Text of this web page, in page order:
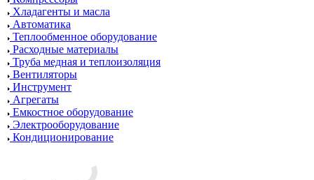
Хладагенты и масла
Автоматика
Теплообменное оборудование
Расходные материалы
Труба медная и теплоизоляция
Вентиляторы
Инструмент
Агрегаты
Емкостное оборудование
Электрооборудование
Кондиционирование